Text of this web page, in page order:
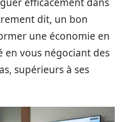
dit, un bon
une économie en
en vous négociant des
supérieurs à ses